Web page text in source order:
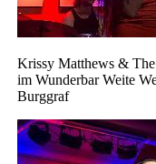
Krissy Matthews &
im Wunderbar Weite
Burggraf